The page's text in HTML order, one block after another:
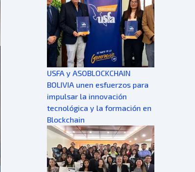
USFA y ASOBLOCKCHAIN
BOLIVIA unen esfuerzos para
impulsar la innovación
tecnológica y la formación en
Blockchain